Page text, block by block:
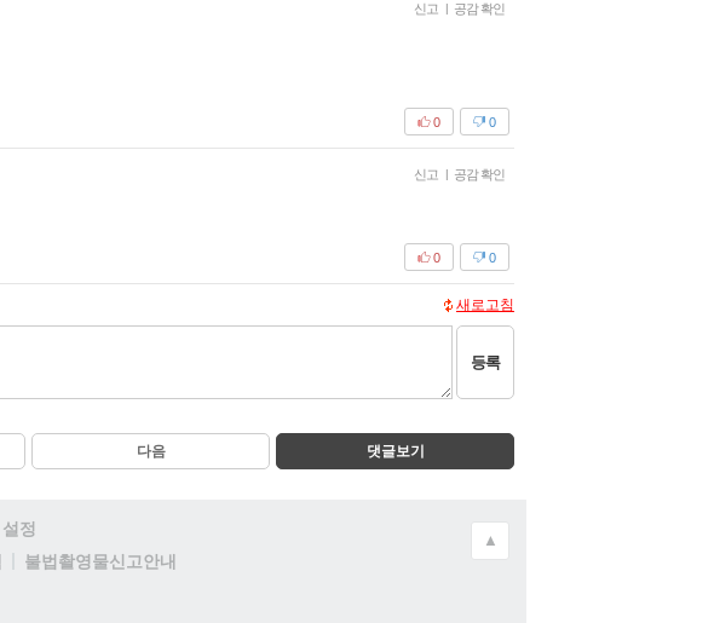
신고 | 공감 확인
0
0
신고 | 공감 확인
0
0
새로고침
등록
다음 댓글보기
설정
불법촬영물신고안내
▲